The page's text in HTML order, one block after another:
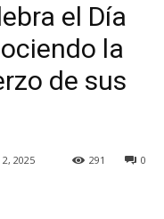
el Día
la
de sus
2025 0
291